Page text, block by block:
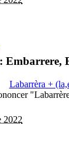
Embarrere,
Labarrèra +
2022